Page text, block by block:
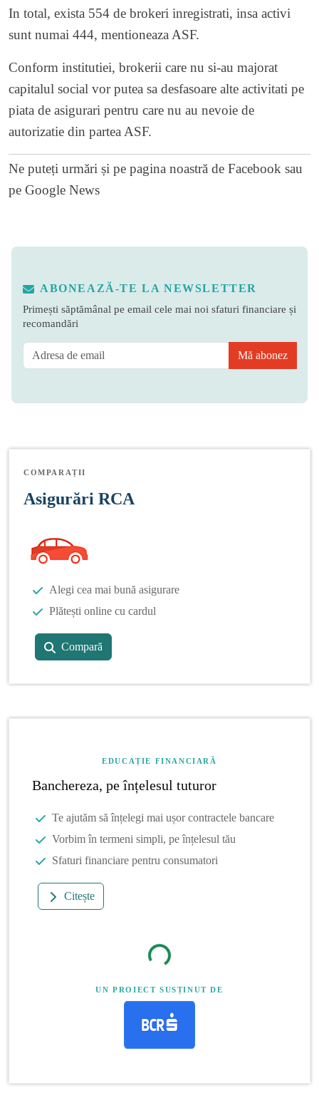
In total, exista 554 de brokeri inregistrati, insa activi
sunt numai 444, mentioneaza ASF.
Conform institutiei, brokerii care nu si-au majorat
capitalul social vor putea sa desfasoare alte activitati pe
piata de asigurari pentru care nu au nevoie de
autorizatie din partea ASF.
Ne puteți urmări și pe pagina noastră de Facebook sau
pe Google News
ABONEAZĂ-TE LA NEWSLETTER
Primești săptămânal pe email cele mai noi sfaturi financiare și
recomandări
Mă abonez
COMPARAȚII
Asigurări RCA
Alegi cea mai bună asigurare
Plătești online cu cardul
Compară
EDUCAȚIE FINANCIARĂ
Banchereza, pe înțelesul tuturor
Te ajutăm să înțelegi mai ușor contractele bancare
Vorbim în termeni simpli, pe înțelesul tău
Sfaturi financiare pentru consumatori
Citește
UN PROIECT SUSȚINUT DE